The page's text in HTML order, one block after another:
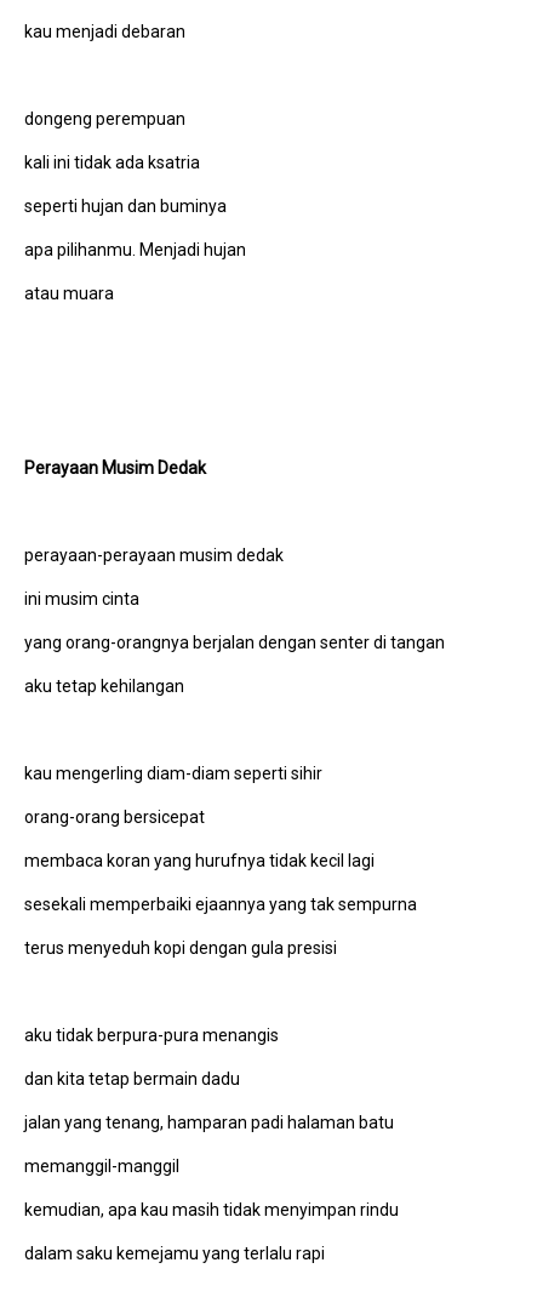
kau menjadi debaran
dongeng perempuan
kali ini tidak ada ksatria
seperti hujan dan buminya
apa pilihanmu. Menjadi hujan
atau muara
Perayaan Musim Dedak
perayaan-perayaan musim dedak
ini musim cinta
yang orang-orangnya berjalan dengan senter di tangan
aku tetap kehilangan
kau mengerling diam-diam seperti sihir
orang-orang bersicepat
membaca koran yang hurufnya tidak kecil lagi
sesekali memperbaiki ejaannya yang tak sempurna
terus menyeduh kopi dengan gula presisi
aku tidak berpura-pura menangis
dan kita tetap bermain dadu
jalan yang tenang, hamparan padi halaman batu
memanggil-manggil
kemudian, apa kau masih tidak menyimpan rindu
dalam saku kemejamu yang terlalu rapi